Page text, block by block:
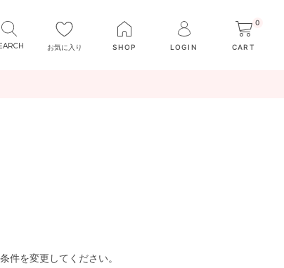
お気に入り SHOP LOGIN
0
CART
件を変更してください。